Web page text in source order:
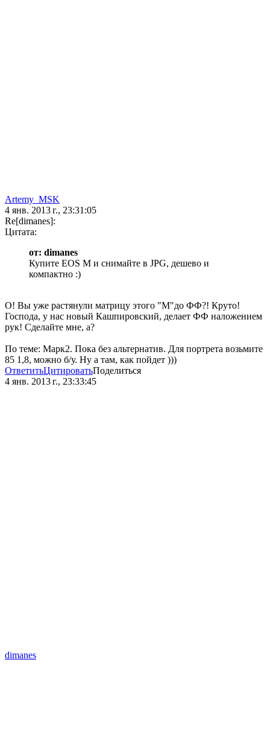
Artemy_MSK
4 янв. 2013 г., 23:31:05
Re[dimanes]:
Цитата:
от: dimanes
Купите EOS M и снимайте в JPG, дешево и
компактно :)
О! Вы уже растянули матрицу этого "М"до ФФ?! Круто!
Господа, у нас новый Кашпировский, делает ФФ наложением
рук! Сделайте мне, а?
По теме: Марк2. Пока без альтернатив. Для портрета возьмите
85 1,8, можно б/у. Ну а там, как пойдет )))
ОтветитьЦитироватьПоделиться
4 янв. 2013 г., 23:33:45
dimanes